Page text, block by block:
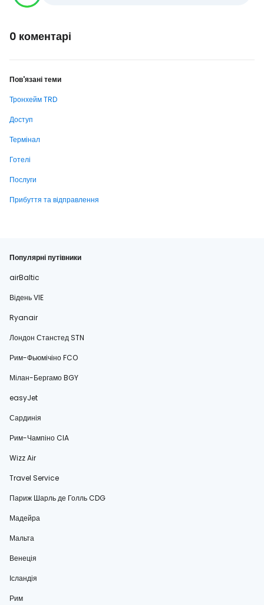
0 коментарі
Пов'язані теми
Тронхейм TRD
Доступ
Термінал
Готелі
Послуги
Прибуття та відправлення
Популярні путівники
airBaltic
Відень VIE
Ryanair
Лондон Станстед STN
Рим-Фьюмічіно FCO
Мілан-Бергамо BGY
easyJet
Сардинія
Рим-Чампіно CIA
Wizz Air
Travel Service
Париж Шарль де Голль CDG
Мадейра
Мальта
Венеція
Ісландія
Рим